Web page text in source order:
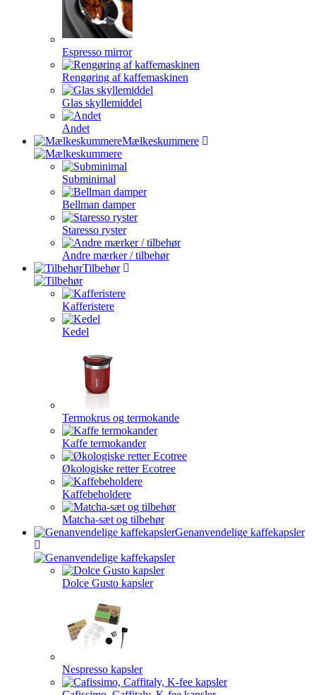
Espresso mirror
Rengøring af kaffemaskinen
Glas skyllemiddel
Andet
Mælkeskummere
Subminimal
Bellman damper
Staresso ryster
Andre mærker / tilbehør
Tilbehør
Kafferistere
Kedel
Termokrus og termokande
Kaffe termokander
Økologiske retter Ecotree
Kaffebeholdere
Matcha-sæt og tilbehør
Genanvendelige kaffekapsler
Dolce Gusto kapsler
Nespresso kapsler